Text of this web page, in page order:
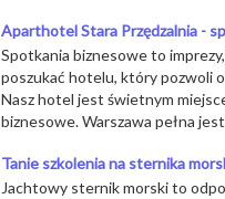
Aparthotel Stara Przędzalnia -
Spotkania biznesowe to
poszukać hotelu, który pozwoli
Nasz hotel jest świetnym
biznesowe. Warszawa pełna
Tanie szkolenia na sternika
Jachtowy sternik morski to